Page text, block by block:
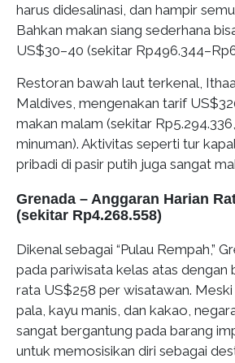
harus didesalinasi, dan hampir
Bahkan makan siang sederhana
US$30–40 (sekitar
Restoran bawah laut terkenal,
Maldives, mengenakan tarif
makan malam (sekitar
minuman). Aktivitas seperti tur
pribadi di pasir putih juga sangat
Grenada – Anggaran Harian
(sekitar Rp4.268.558)
Dikenal sebagai “Pulau Rempah,”
pada pariwisata kelas atas dengan
rata US$258 per wisatawan. Meski
pala, kayu manis, dan kakao,
sangat bergantung pada barang
untuk memosisikan diri sebagai